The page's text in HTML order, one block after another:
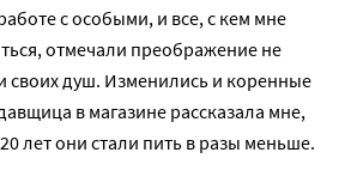
с особыми, и все, с кем мне
отмечали преображение не
своих душ. Изменились и коренные
в магазине рассказала мне,
лет они стали пить в разы меньше.